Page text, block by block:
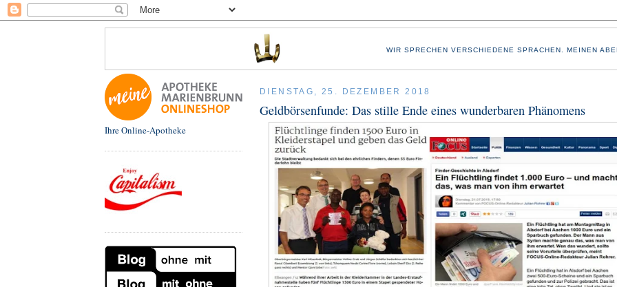
WIR SPRECHEN VERSCHIEDENE SPRACHEN. MEINEN
Ihre Online-Apotheke
DIENSTAG, 25. DEZEMBER 2018
Geldbörsenfunde: Das stille Ende eines wunderbaren Phänomens